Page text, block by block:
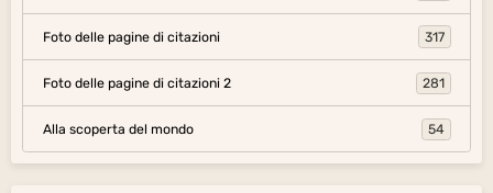
Foto delle pagine di citazioni 317
Foto delle pagine di citazioni 2 281
Alla scoperta del mondo 54